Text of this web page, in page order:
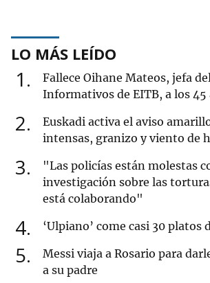
LO MÁS LEÍDO
1
Fallece Oihane Mateos, jefa
Informativos de EITB, a los 45
2
Euskadi activa el aviso
intensas, granizo y viento de
3
"Las policías están molestas
investigación sobre las
está colaborando"
4 ‘Ulpiano’ come casi 30 platos
5
Messi viaja a Rosario para
a su padre